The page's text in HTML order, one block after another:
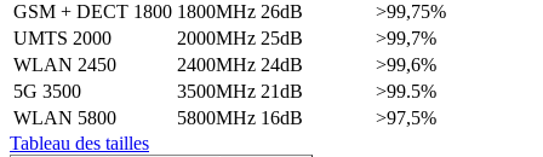
GSM + DECT 1800 1800MHz 26dB
>99,75%
UMTS 2000
2000MHz 25dB
>99,7%
WLAN 2450
2400MHz 24dB
>99,6%
5G 3500
3500MHz 21dB
>99.5%
WLAN 5800
5800MHz 16dB
>97,5%
Tableau des tailles